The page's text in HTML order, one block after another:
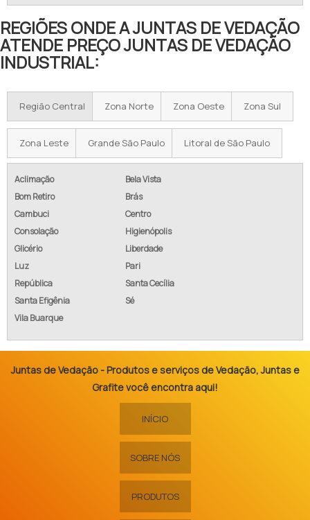
REGIÕES ONDE A JUNTAS DE VEDAÇÃO
ATENDE PREÇO JUNTAS DE VEDAÇÃO
INDUSTRIAL:
Região Central Zona Norte Zona Oeste Zona Sul
Zona Leste Grande São Paulo Litoral de São Paulo
Aclimação
Bela Vista
Bom Retiro
Brás
Cambuci
Centro
Consolação
Higienópolis
Glicério
Liberdade
Luz
Pari
República
Santa Cecília
Santa Efigênia
Sé
Vila Buarque
Juntas de Vedação - Produtos e serviços de Vedação, Juntas e
Grafite você encontra aqui!
INÍCIO
SOBRE NÓS
PRODUTOS